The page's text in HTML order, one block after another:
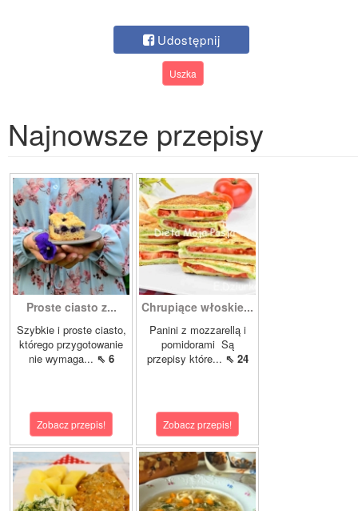
Udostępnij
Uszka
Najnowsze przepisy
Proste ciasto z...
Szybkie i proste ciasto,
którego przygotowanie
nie wymaga... ⇖ 6
Zobacz przepis!
Chrupiące włoskie...
Panini z mozzarellą i
pomidorami Są
przepisy które... ⇖ 24
Zobacz przepis!